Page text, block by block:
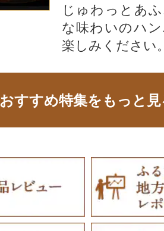
じゅわっとあ
な味わいのハ
楽しみください
おすすめ特集をもっと